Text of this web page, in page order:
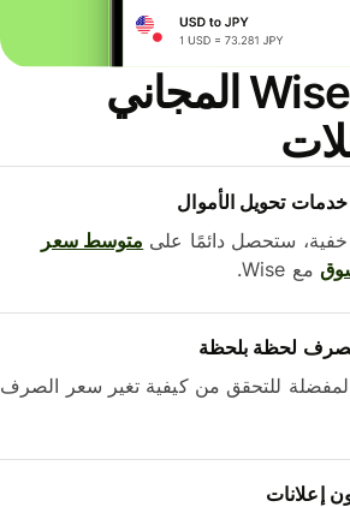
نزّل تطبيق Wise المجاني
تحويل الأموال
ستحصل دائمًا علىمتوسط ​​سعر
مع Wise.
لحظة بلحظة
للتحقق من كيفية تغير سعر الصرف